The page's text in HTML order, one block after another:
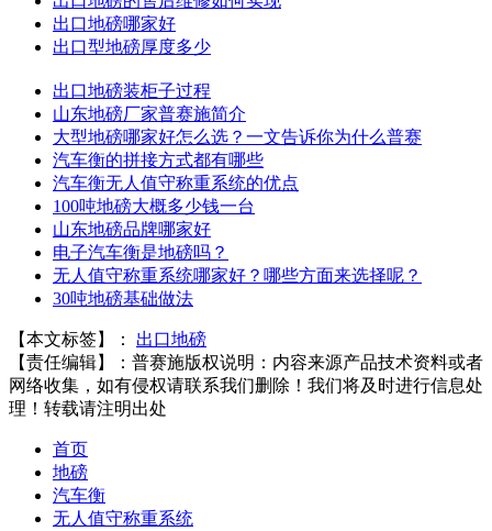
出口地磅哪家好
出口型地磅厚度多少
出口地磅装柜子过程
山东地磅厂家普赛施简介
大型地磅哪家好怎么选？一文告诉你为什么普赛
汽车衡的拼接方式都有哪些
汽车衡无人值守称重系统的优点
100吨地磅大概多少钱一台
山东地磅品牌哪家好
电子汽车衡是地磅吗？
无人值守称重系统哪家好？哪些方面来选择呢？
30吨地磅基础做法
【本文标签】： 出口地磅
【责任编辑】： 普赛施版权说明：内容来源产品技术资料或者
网络收集，如有侵权请联系我们删除！我们将及时进行信息处
理！转载请注明出处
首页
地磅
汽车衡
无人值守称重系统